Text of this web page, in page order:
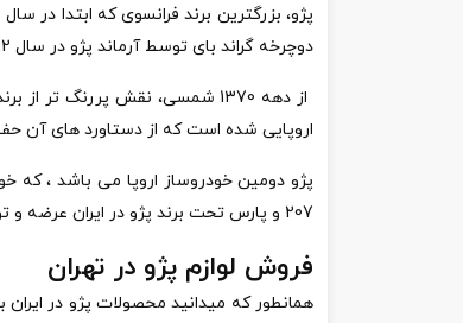
دوچرخه گراند بای توسط آرماند پژو در سال 1882 آغاز شد. نخستین خودروی پژو که خودرویی سه چرخ بود در سال 1889 توسط همکاری آرماند پژو و گوتلیب دایملر صورت گرفت.
از دهه 1370 شمسی، نقش پررنگ
اروپایی شده است که از دستاورد های آن
پژو دومین خودروساز اروپا می باشد ، که
207 و پارس تحت برند پژو در ایران عرضه و تولید میگردد.
فروش لوازم پژو در تهران
همانطور که میدانید محصولات پژو در